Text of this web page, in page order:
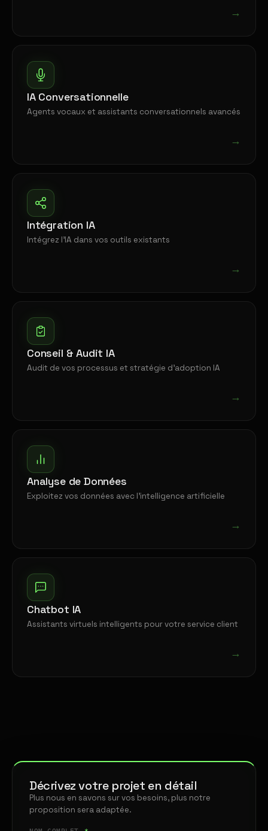
→
IA Conversationnelle
Agents vocaux et assistants conversationnels avancés
→
Intégration IA
Intégrez l'IA dans vos outils existants
→
Conseil & Audit IA
Audit de vos processus et stratégie d'adoption IA
→
Analyse de Données
Exploitez vos données avec l'intelligence artificielle
→
Chatbot IA
Assistants virtuels intelligents pour votre service client
→
Décrivez votre projet en détail
Plus nous en savons sur vos besoins, plus notre
proposition sera adaptée.